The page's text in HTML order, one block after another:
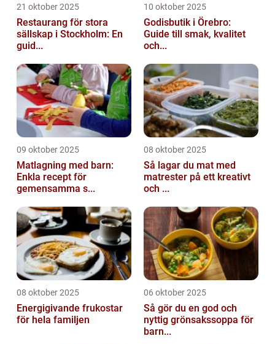
21 oktober 2025
Restaurang för stora
sällskap i Stockholm: En
guid...
10 oktober 2025
Godisbutik i Örebro:
Guide till smak, kvalitet
och...
09 oktober 2025
Matlagning med barn:
Enkla recept för
gemensamma s...
08 oktober 2025
Så lagar du mat med
matrester på ett kreativt
och ...
08 oktober 2025
Energigivande frukostar
för hela familjen
06 oktober 2025
Så gör du en god och
nyttig grönsakssoppa för
barn...